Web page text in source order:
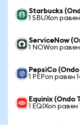
Starbucks
1 SBUXon
ServiceNow
1 NOWon
PepsiCo
1 PEPon равен
Equinix
1 EQIXon равен